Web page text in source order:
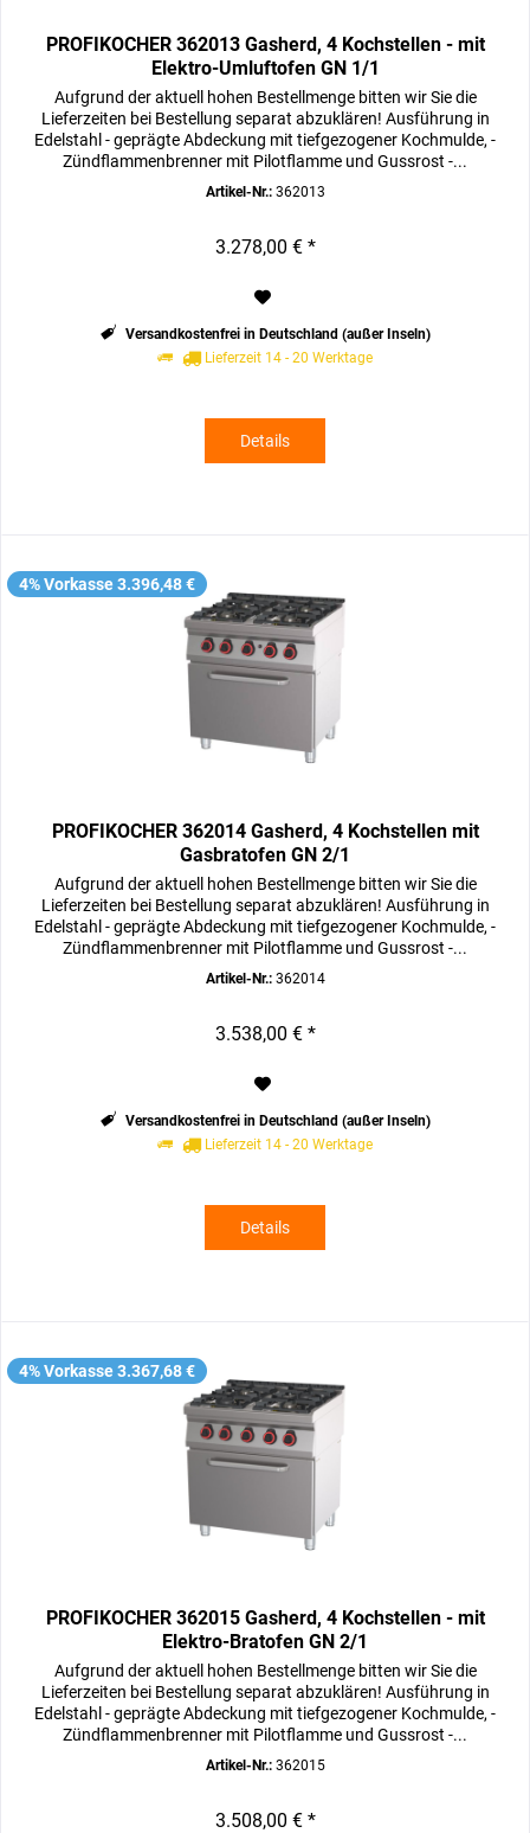
PROFIKOCHER 362013 Gasherd, 4 Kochstellen - mit
Elektro-Umluftofen GN 1/1
Aufgrund der aktuell hohen Bestellmenge bitten wir Sie die
Lieferzeiten bei Bestellung separat abzuklären! Ausführung in
Edelstahl - geprägte Abdeckung mit tiefgezogener Kochmulde, -
Zündflammenbrenner mit Pilotflamme und Gussrost -...
Artikel-Nr.:362013
3.278,00 € *
Versandkostenfrei in Deutschland (außer Inseln)
Lieferzeit 14 - 20 Werktage
Details
4% Vorkasse 3.396,48 €
PROFIKOCHER 362014 Gasherd, 4 Kochstellen mit
Gasbratofen GN 2/1
Aufgrund der aktuell hohen Bestellmenge bitten wir Sie die
Lieferzeiten bei Bestellung separat abzuklären! Ausführung in
Edelstahl - geprägte Abdeckung mit tiefgezogener Kochmulde, -
Zündflammenbrenner mit Pilotflamme und Gussrost -...
Artikel-Nr.:362014
3.538,00 € *
Versandkostenfrei in Deutschland (außer Inseln)
Lieferzeit 14 - 20 Werktage
Details
4% Vorkasse 3.367,68 €
PROFIKOCHER 362015 Gasherd, 4 Kochstellen - mit
Elektro-Bratofen GN 2/1
Aufgrund der aktuell hohen Bestellmenge bitten wir Sie die
Lieferzeiten bei Bestellung separat abzuklären! Ausführung in
Edelstahl - geprägte Abdeckung mit tiefgezogener Kochmulde, -
Zündflammenbrenner mit Pilotflamme und Gussrost -...
Artikel-Nr.:362015
3.508,00 € *